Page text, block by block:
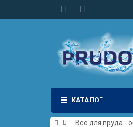
КАТАЛОГ
Всё для пруда -